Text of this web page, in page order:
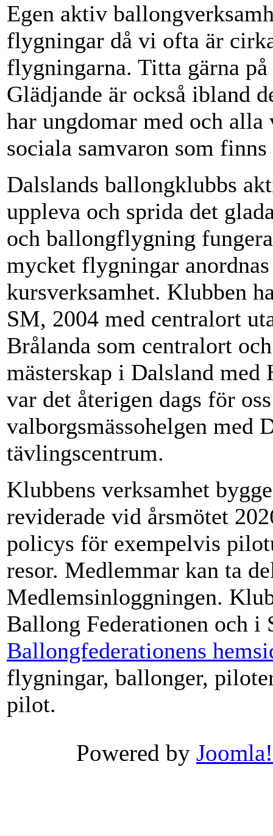
Egen aktiv
flygningar då vi ofta är
flygningarna. Titta gärna
Glädjande är också ibland
har ungdomar med och
sociala samvaron som
Dalslands ballongklubbs
uppleva och sprida det
och ballongflygning
mycket flygningar
kursverksamhet. Klubben
SM, 2004 med centralort
Brålanda som centralort
mästerskap i Dalsland med
var det återigen dags för
valborgsmässohelgen med
tävlingscentrum.
Klubbens verksamhet
reviderade vid årsmötet
policys för exempelvis
resor. Medlemmar kan ta
Medlemsinloggningen.
Ballong Federationen och i
Ballongfederationens
flygningar, ballonger,
pilot.
Powered by Joomla!